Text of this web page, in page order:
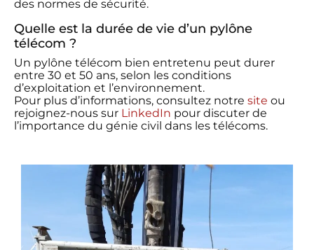
des normes de sécurité.
Quelle est la durée de vie d’un pylône
télécom ?
Un pylône télécom bien entretenu peut durer
entre 30 et 50 ans, selon les conditions
d’exploitation et l’environnement.
Pour plus d’informations, consultez notre site ou
rejoignez-nous sur LinkedIn pour discuter de
l’importance du génie civil dans les télécoms.